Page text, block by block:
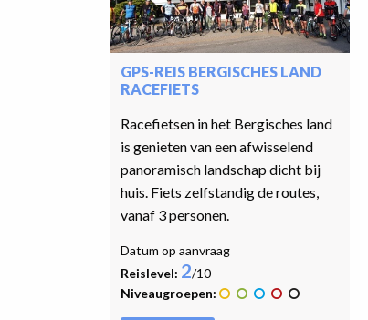
GPS-REIS BERGISCHES LAND
RACEFIETS
Racefietsen in het Bergisches land
is genieten van een afwisselend
panoramisch landschap dicht bij
huis. Fiets zelfstandig de routes,
vanaf 3 personen.
Datum op aanvraag
Reislevel: 2/10
Niveaugroepen: